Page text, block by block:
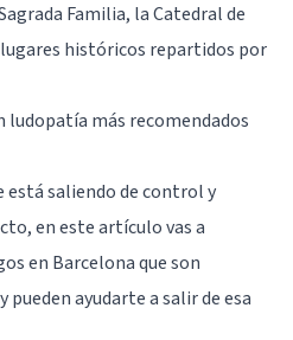
Familia, la Catedral de
históricos repartidos por
ludopatía más recomendados
está saliendo de control y
en este artículo vas a
en Barcelona que son
ayudarte a salir de esa